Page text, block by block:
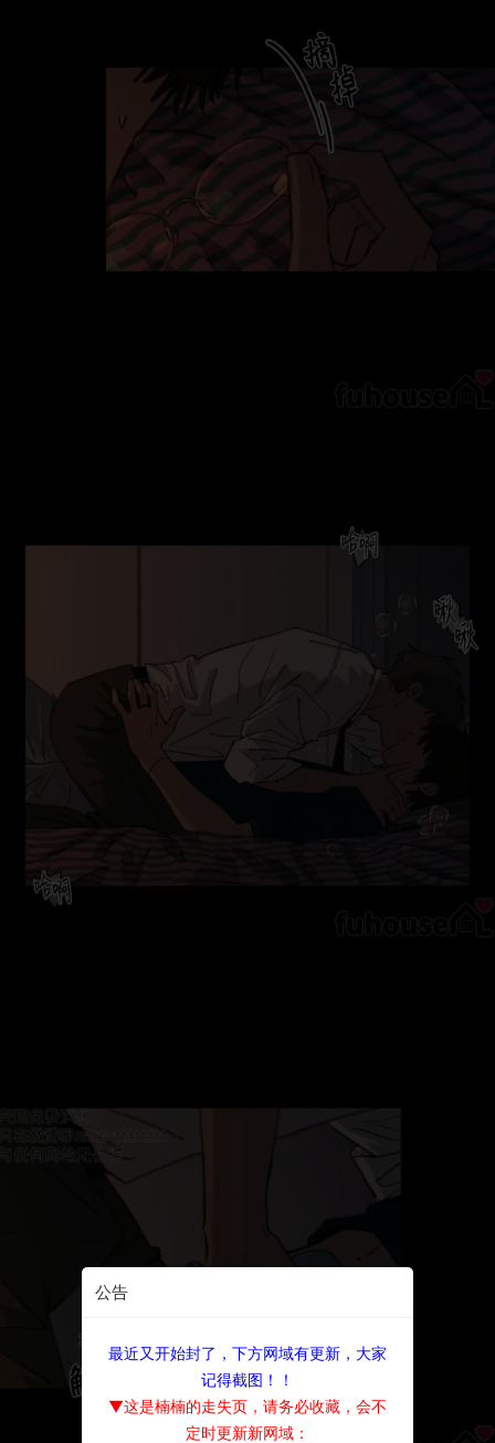
公告
最近又开始封了，下方网域有更新，大家
记得截图！！
▼这是楠楠的走失页，请务必收藏，会不
定时更新新网域：